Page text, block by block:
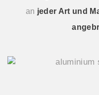
an jeder Art und